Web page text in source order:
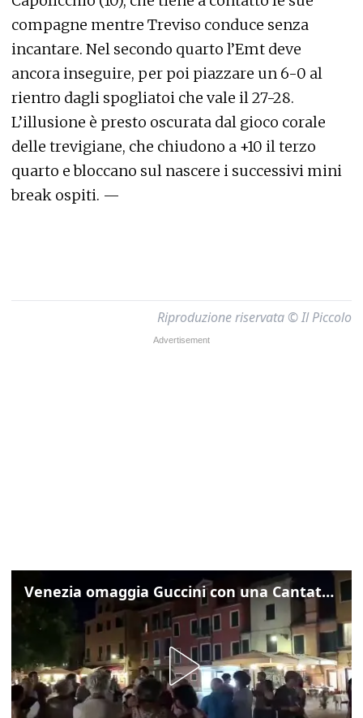
compagne mentre Treviso conduce senza
incantare. Nel secondo quarto l’Emt deve
ancora inseguire, per poi piazzare un 6-0 al
rientro dagli spogliatoi che vale il 27-28.
L’illusione è presto oscurata dal gioco corale
delle trevigiane, che chiudono a +10 il terzo
quarto e bloccano sul nascere i successivi mini
break ospiti. —
Riproduzione riservata © Il Piccolo
Venezia omaggia Guccini con una Cantata Anarchica in campo Santa Margherita